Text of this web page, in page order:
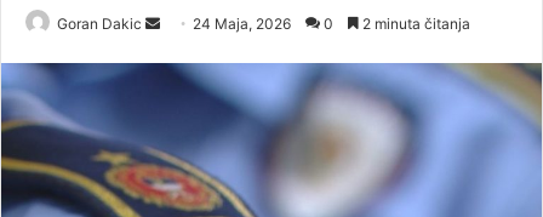
Goran Dakic
n
e
24 Maja, 2026 0 2 minuta čitanja